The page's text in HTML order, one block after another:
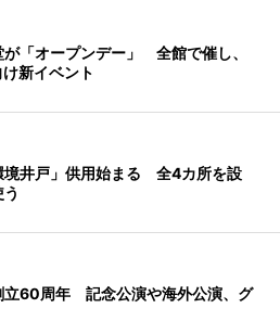
「オープンデー」 全館で催し、
新イベント
境井戸」供用始まる 全4カ所を設
立60周年 記念公演や海外公演、グ